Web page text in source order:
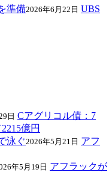
2026年6月22日 UBS
日 Cアグリコル債：7
億円
2026年5月21日 アフ
年5月19日 アフラックが